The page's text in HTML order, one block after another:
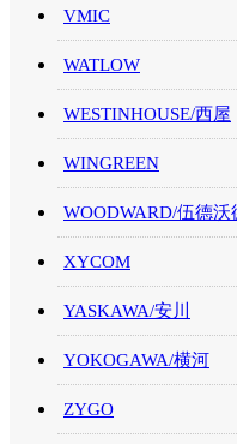
VMIC
WATLOW
WESTINHOUSE/西屋
WINGREEN
WOODWARD/伍德沃
XYCOM
YASKAWA/安川
YOKOGAWA/横河
ZYGO